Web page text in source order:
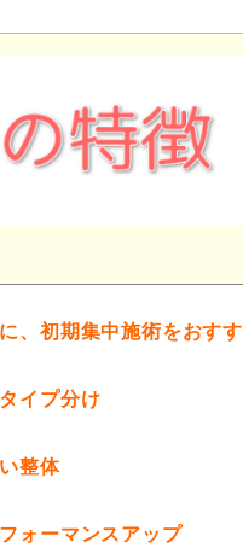
、初期集中施術をおす
イプ分け
整体
ォーマンスアップ